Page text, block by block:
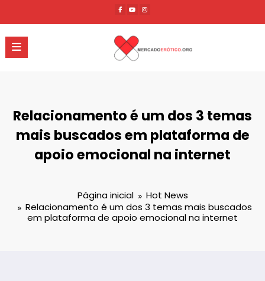
o
conteúdo
Relacionamento é um dos 3 temas
mais buscados em plataforma de
apoio emocional na internet
Página inicial
Hot News
Relacionamento é um dos 3 temas mais buscados
em plataforma de apoio emocional na internet